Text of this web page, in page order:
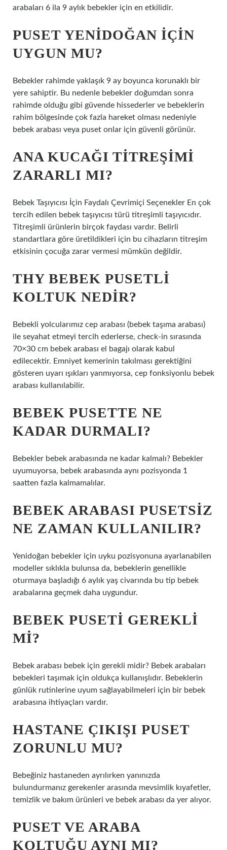
arabaları 6 ila 9 aylık bebekler için en etkilidir.
PUSET YENIDOĞAN IÇIN
UYGUN MU?
Bebekler rahimde yaklaşık 9 ay boyunca korunaklı bir
yere sahiptir. Bu nedenle bebekler doğumdan sonra
rahimde olduğu gibi güvende hissederler ve bebeklerin
rahim bölgesinde çok fazla hareket olması nedeniyle
bebek arabası veya puset onlar için güvenli görünür.
ANA KUCAĞI TITREŞIMI
ZARARLI MI?
Bebek Taşıyıcısı İçin Faydalı Çevrimiçi Seçenekler En çok
tercih edilen bebek taşıyıcısı türü titreşimli taşıyıcıdır.
Titreşimli ürünlerin birçok faydası vardır. Belirli
standartlara göre üretildikleri için bu cihazların titreşim
etkisinin çocuğa zarar vermesi mümkün değildir.
THY BEBEK PUSETLI
KOLTUK NEDIR?
Bebekli yolcularımız cep arabası (bebek taşıma arabası)
ile seyahat etmeyi tercih ederlerse, check-in sırasında
70×30 cm bebek arabası el bagajı olarak kabul
edilecektir. Emniyet kemerinin takılması gerektiğini
gösteren uyarı ışıkları yanmıyorsa, cep fonksiyonlu bebek
arabası kullanılabilir.
BEBEK PUSETTE NE
KADAR DURMALI?
Bebekler bebek arabasında ne kadar kalmalı? Bebekler
uyumuyorsa, bebek arabasında aynı pozisyonda 1
saatten fazla kalmamalılar.
BEBEK ARABASI PUSETSIZ
NE ZAMAN KULLANILIR?
Yenidoğan bebekler için uyku pozisyonuna ayarlanabilen
modeller sıklıkla bulunsa da, bebeklerin genellikle
oturmaya başladığı 6 aylık yaş civarında bu tip bebek
arabalarına geçmek daha uygundur.
BEBEK PUSETI GEREKLI
MI?
Bebek arabası bebek için gerekli midir? Bebek arabaları
bebekleri taşımak için oldukça kullanışlıdır. Bebeklerin
günlük rutinlerine uyum sağlayabilmeleri için bir bebek
arabasına ihtiyaçları vardır.
HASTANE ÇIKIŞI PUSET
ZORUNLU MU?
Bebeğiniz hastaneden ayrılırken yanınızda
bulundurmanız gerekenler arasında mevsimlik kıyafetler,
temizlik ve bakım ürünleri ve bebek arabası da yer alıyor.
PUSET VE ARABA
KOLTUĞU AYNI MI?